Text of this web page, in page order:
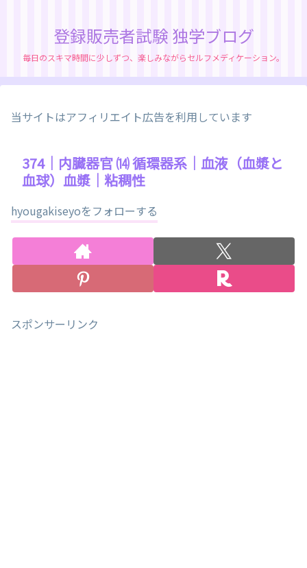
登録販売者試験 独学ブログ
毎日のスキマ時間に少しずつ、楽しみながらセルフメディケーション。
当サイトはアフィリエイト広告を利用しています
374｜内臓器官 ⒁ 循環器系｜血液（血漿と
血球）血漿｜粘稠性
hyougakiseyoをフォローする
スポンサーリンク